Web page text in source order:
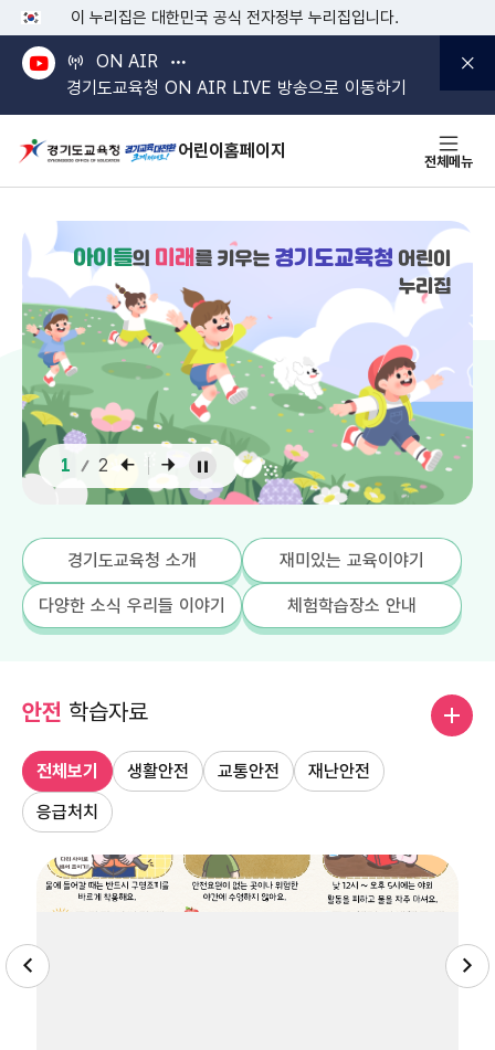
본문 바로가기
메인메뉴 바로가기
이 누리집은 대한민국 공식 전자정부 누리집입니다.
ON AIR
경기도교육청 ON AIR LIVE 방송으로 이동하기
어린이홈페이지
전체메뉴
1 2 2 2
2
아이들의 미래 를 키우는 경기도교육청 어린이
누리집
경기도교육청 소개 재미있는 교육이야기
다양한 소식 우리들 이야기 체험학습장소 안내
안전 학습자료
전체보기 생활안전 교통안전
재난안전
응급처치
전
전
전